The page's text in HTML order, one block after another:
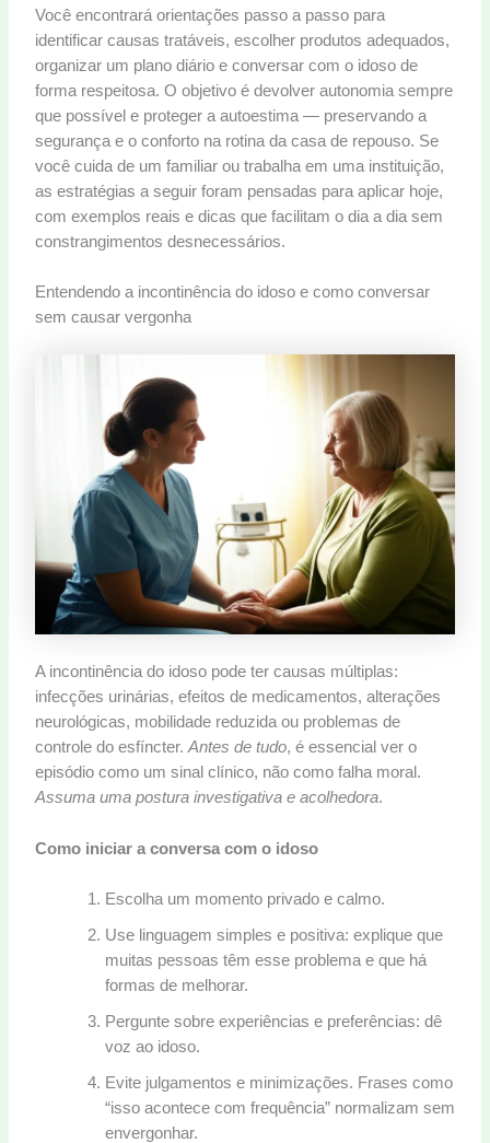
Você encontrará orientações passo a passo para
identificar causas tratáveis, escolher produtos adequados,
organizar um plano diário e conversar com o idoso de
forma respeitosa. O objetivo é devolver autonomia sempre
que possível e proteger a autoestima — preservando a
segurança e o conforto na rotina da casa de repouso. Se
você cuida de um familiar ou trabalha em uma instituição,
as estratégias a seguir foram pensadas para aplicar hoje,
com exemplos reais e dicas que facilitam o dia a dia sem
constrangimentos desnecessários.
Entendendo a incontinência do idoso e como conversar
sem causar vergonha
A incontinência do idoso pode ter causas múltiplas:
infecções urinárias, efeitos de medicamentos, alterações
neurológicas, mobilidade reduzida ou problemas de
controle do esfíncter.Antes de tudo, é essencial ver o
episódio como um sinal clínico, não como falha moral.
Assuma uma postura investigativa e acolhedora.
Como iniciar a conversa com o idoso
Escolha um momento privado e calmo.
Use linguagem simples e positiva: explique que
muitas pessoas têm esse problema e que há
formas de melhorar.
Pergunte sobre experiências e preferências: dê
voz ao idoso.
Evite julgamentos e minimizações. Frases como
“isso acontece com frequência” normalizam sem
envergonhar.